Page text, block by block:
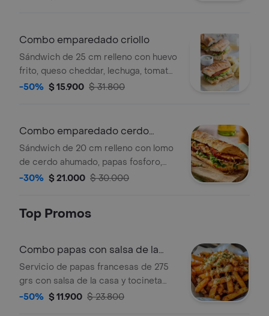
elección.
Combo emparedado criollo
Sándwich de 25 cm relleno con huevo
frito, queso cheddar, lechuga, tomate
y salsas de la casa, acompañado de
-50% $ 15.900 $ 31.800
Combo emparedado cerdo
ahumado
Sándwich de 20 cm relleno con lomo
de cerdo ahumado, papas fosforo,
queso cheddar, lechuga, tomate y
bebida 250 ml a elección.
-30% $ 21.000 $ 30.000
Top Promos
Combo papas con salsa de la
casa y bacon
Servicio de papas francesas de 275
grs con salsa de la casa y tocineta
crujiente, acompañado de una bebida
-50% $ 11.900 $ 23.800